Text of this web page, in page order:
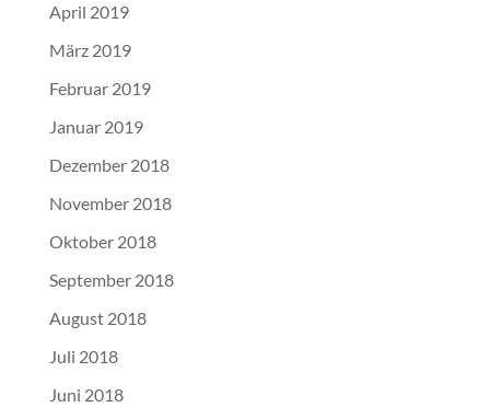
April 2019
März 2019
Februar 2019
Januar 2019
Dezember 2018
November 2018
Oktober 2018
September 2018
August 2018
Juli 2018
Juni 2018